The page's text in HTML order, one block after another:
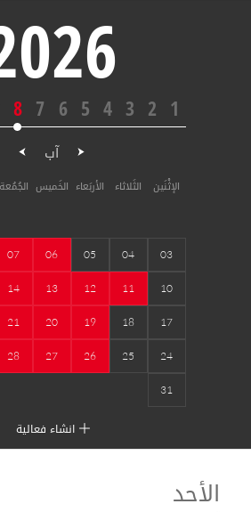
1
2
3
4
5
6
7
8
آب
الإثْنَين الثَلاثاء الأربَعاء الخَميس الجُمُعة
03
04
05
06
07
10
11
12
13
14
17
18
19
20
21
24
25
26
27
28
31
انشاء فعالية
الأحد